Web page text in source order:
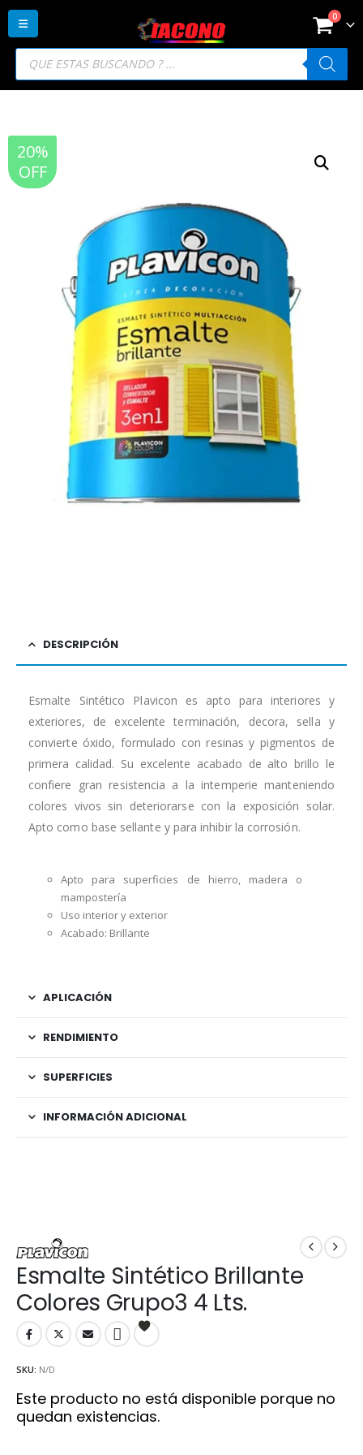
Búsqueda
productos
0
20%
OFF
DESCRIPCIÓN
Esmalte Sintético Plavicon es apto para interiores y
exteriores, de excelente terminación, decora, sella y
convierte óxido, formulado con resinas y pigmentos de
primera calidad. Su excelente acabado de alto brillo le
confiere gran resistencia a la intemperie manteniendo
colores vivos sin deteriorarse con la exposición solar.
Apto como base sellante y para inhibir la corrosión.
Apto para superficies de hierro, madera o
mampostería
Uso interior y exterior
Acabado: Brillante
APLICACIÓN
RENDIMIENTO
SUPERFICIES
INFORMACIÓN ADICIONAL
Esmalte Sintético Brillante
Colores Grupo3 4 Lts.
SKU: N/D
Este producto no está disponible porque no
quedan existencias.